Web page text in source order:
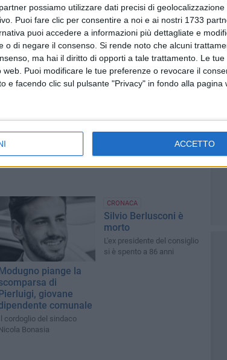
possiamo utilizzare dati precisi di
Puoi fare clic per consentire a noi e ai nostri 1733
puoi accedere a informazioni più dettagliate e
o di negare il consenso. Si rende noto che alcuni
ma hai il diritto di opporti a tale trattamento. Le
Puoi modificare le tue preferenze o revocare il
e facendo clic sul pulsante "Privacy" in fondo alla pagina
ACCETTO
7 AGOSTO 2026
21 anni fa l'incidente aereo
dell’ATR 72: il ricordo di
Modugno e del sindaco
Montebruno
Modugno piange la
di
Pierluigi, giovane
comunale
cordoglio del sindaco
Bonasia
CRONACA
Silvio Berlusconi è
morto
L'ex presidente del consiglio
si è spento a 86 anni